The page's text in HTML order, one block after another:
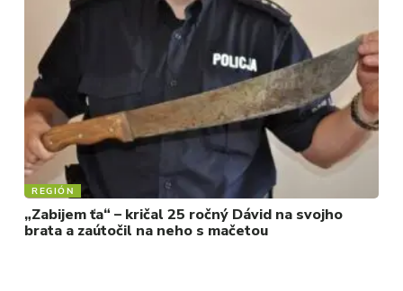
ŠPORT
KULTÚRA
FOTKY
VIDEO
MIX
REGIÓN
„Zabijem ťa“ – kričal 25 ročný Dávid na svojho
brata a zaútočil na neho s mačetou